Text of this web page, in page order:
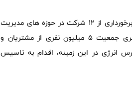
وی افزود: گروه مالی فارابی با حدود دو دهه فعالیت در بازار سرمایه ایران، برخورداری از 12 شرکت در حوزه های مدیریت
دارایی، آموزش دیجیتال، انرژی های نوین و پاک و... و همچنین دربرگیری جمعیت 5 میلیون نفری از مشتریان و
انرژی در این زمینه، اقدام به تاسیس